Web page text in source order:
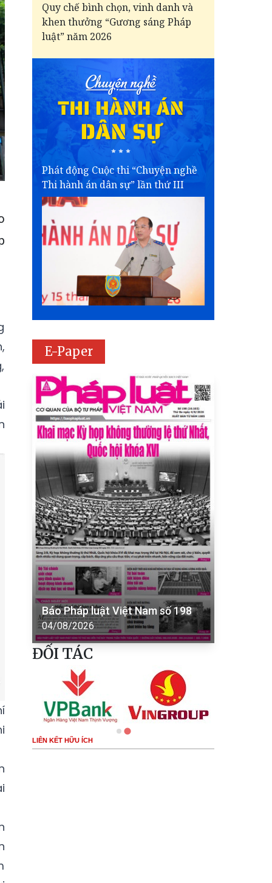
Quy chế bình chọn, vinh danh và
khen thưởng “Gương sáng Pháp
luật” năm 2026
Phát động Cuộc thi “Chuyện nghề
Thi hành án dân sự” lần thứ III
E-Paper
Báo Pháp luật Việt Nam số 198
04/08/2026
ĐỐI TÁC
LIÊN KẾT HỮU ÍCH